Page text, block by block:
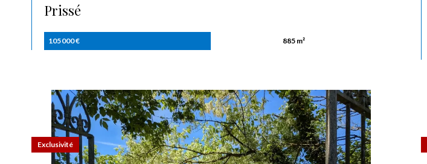
Prissé
105 000 € 885 m²
Exclusivité